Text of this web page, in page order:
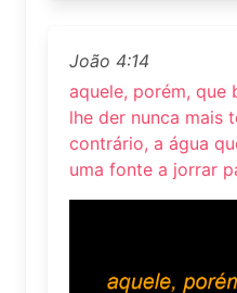
João 4:14
aquele, porém, que
lhe der nunca mais
contrário, a água
uma fonte a jorrar